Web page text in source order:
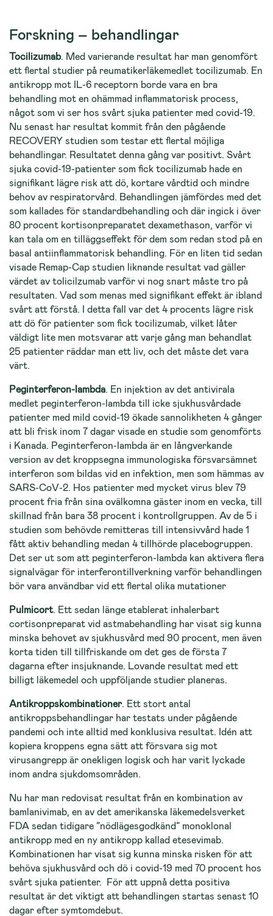
Forskning – behandlingar
Tocilizumab. Med varierande resultat har man genomfört
ett flertal studier på reumatikerläkemedlet tocilizumab. En
antikropp mot IL-6 receptorn borde vara en bra
behandling mot en ohämmad inflammatorisk process,
något som vi ser hos svårt sjuka patienter med covid-19.
Nu senast har resultat kommit från den pågående
RECOVERY studien som testar ett flertal möjliga
behandlingar. Resultatet denna gång var positivt. Svårt
sjuka covid-19-patienter som fick tocilizumab hade en
signifikant lägre risk att dö, kortare vårdtid och mindre
behov av respiratorvård. Behandlingen jämfördes med det
som kallades för standardbehandling och där ingick i över
80 procent kortisonpreparatet dexamethason, varför vi
kan tala om en tilläggseffekt för dem som redan stod på en
basal antiinflammatorisk behandling. För en liten tid sedan
visade Remap-Cap studien liknande resultat vad gäller
värdet av tolicilzumab varför vi nog snart måste tro på
resultaten. Vad som menas med signifikant effekt är ibland
svårt att förstå. I detta fall var det 4 procents lägre risk
att dö för patienter som fick tocilizumab, vilket låter
väldigt lite men motsvarar att varje gång man behandlat
25 patienter räddar man ett liv, och det måste det vara
värt.
Peginterferon-lambda. En injektion av det antivirala
medlet peginterferon-lambda till icke sjukhusvårdade
patienter med mild covid-19 ökade sannolikheten 4 gånger
att bli frisk inom 7 dagar visade en studie som genomförts
i Kanada. Peginterferon-lambda är en långverkande
version av det kroppsegna immunologiska försvarsämnet
interferon som bildas vid en infektion, men som hämmas av
SARS-CoV-2. Hos patienter med mycket virus blev 79
procent fria från sina ovälkomna gäster inom en vecka, till
skillnad från bara 38 procent i kontrollgruppen. Av de 5 i
studien som behövde remitteras till intensivvård hade 1
fått aktiv behandling medan 4 tillhörde placebogruppen.
Det ser ut som att peginterferon-lambda kan aktivera flera
signalvägar för interferontillverkning varför behandlingen
bör vara användbar vid ett flertal olika mutationer
Pulmicort. Ett sedan länge etablerat inhalerbart
cortisonpreparat vid astmabehandling har visat sig kunna
minska behovet av sjukhusvård med 90 procent, men även
korta tiden till tillfriskande om det ges de första 7
dagarna efter insjuknande. Lovande resultat med ett
billigt läkemedel och uppföljande studier planeras.
Antikroppskombinationer. Ett stort antal
antikroppsbehandlingar har testats under pågående
pandemi och inte alltid med konklusiva resultat. Idén att
kopiera kroppens egna sätt att försvara sig mot
virusangrepp är onekligen logisk och har varit lyckade
inom andra sjukdomsområden.
Nu har man redovisat resultat från en kombination av
bamlanivimab, en av det amerikanska läkemedelsverket
FDA sedan tidigare ”nödlägesgodkänd” monoklonal
antikropp med en ny antikropp kallad etesevimab.
Kombinationen har visat sig kunna minska risken för att
behöva sjukhusvård och dö i covid-19 med 70 procent hos
svårt sjuka patienter. För att uppnå detta positiva
resultat är det viktigt att behandlingen startas senast 10
dagar efter symtomdebut.